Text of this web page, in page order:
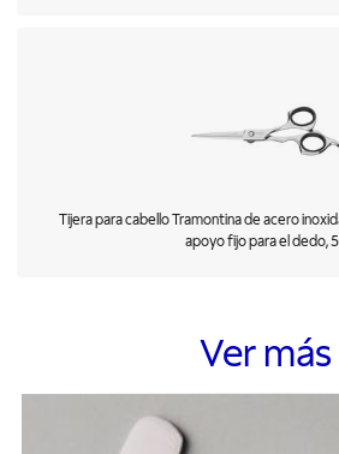
Tijera para cabello Tramontina de acero
apoyo fijo para el dedo,
Ver más